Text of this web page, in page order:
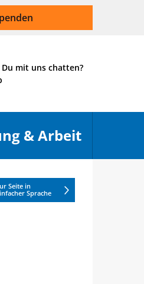
mit uns chatten?
& Arbeit
Seite in
Sprache